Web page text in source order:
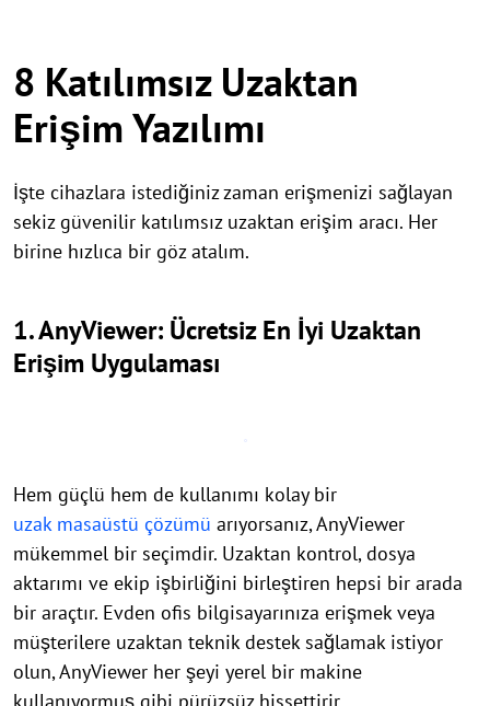
8 Katılımsız Uzaktan
Erişim Yazılımı
İşte cihazlara istediğiniz zaman erişmenizi sağlayan
sekiz güvenilir katılımsız uzaktan erişim aracı. Her
birine hızlıca bir göz atalım.
1. AnyViewer: Ücretsiz En İyi Uzaktan
Erişim Uygulaması
Hem güçlü hem de kullanımı kolay bir
uzak masaüstü çözümü arıyorsanız, AnyViewer
mükemmel bir seçimdir. Uzaktan kontrol, dosya
aktarımı ve ekip işbirliğini birleştiren hepsi bir arada
bir araçtır. Evden ofis bilgisayarınıza erişmek veya
müşterilere uzaktan teknik destek sağlamak istiyor
olun, AnyViewer her şeyi yerel bir makine